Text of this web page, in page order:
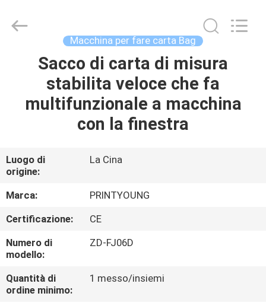
CASA
PRODOTTI
CIRCA
NOI
GIRO
DELLA
FABBRICA
Printyoung
International
Macchina per fare carta Bag
Sacco di carta di misura
stabilita veloce che fa
multifunzionale a macchina
con la finestra
Luogo di
origine:
La Cina
Marca:
PRINTYOUNG
Certificazione:
CE
Numero di
modello:
ZD-FJ06D
Quantità di
ordine minimo:
1 messo/insiemi